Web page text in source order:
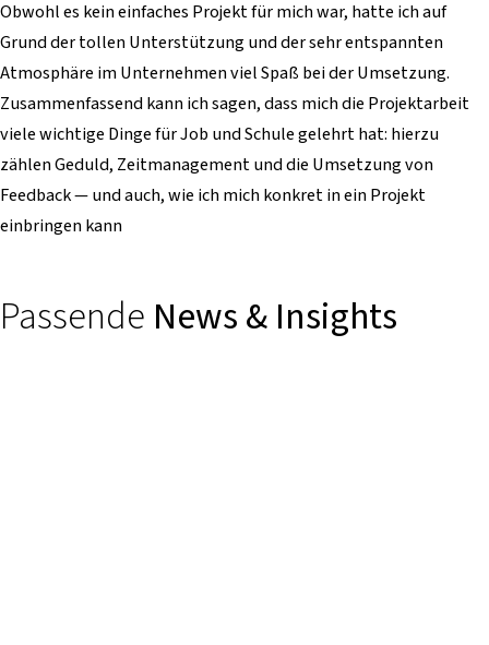
Obwohl es kein einfaches Projekt für mich war, hatte ich auf
Grund der tollen Unterstützung und der sehr entspannten
Atmosphäre im Unternehmen viel Spaß bei der Umsetzung.
Zusammenfassend kann ich sagen, dass mich die Projektarbeit
viele wichtige Dinge für Job und Schule gelehrt hat: hierzu
zählen Geduld, Zeitmanagement und die Umsetzung von
Feedback — und auch, wie ich mich konkret in ein Projekt
einbringen kann
Passende News & Insights